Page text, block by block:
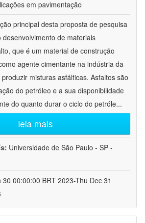
em pavimentação
principal desta proposta de pesquisa
de materiais
que é um material de construção
agente cimentante na indústria da
misturas asfálticas. Asfaltos são
do petróleo e a sua disponibilidade
do quanto durar o ciclo do petróle...
leia mais
Universidade de São Paulo - SP -
30 00:00:00 BRT 2023-Thu Dec 31